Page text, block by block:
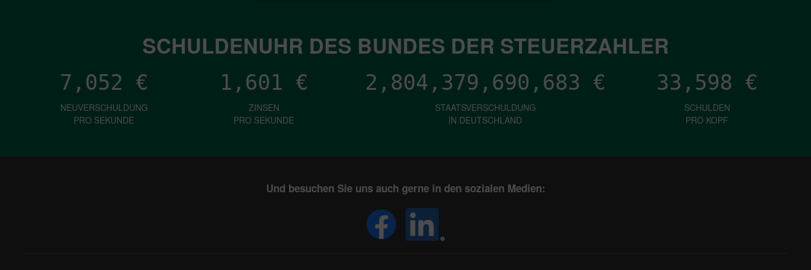
SCHULDENUHR DES BUNDES DER STEUERZAHLER
7,052 €
NEUVERSCHULDUNG
PRO SEKUNDE
1,601 €
ZINSEN
PRO SEKUNDE
2,804,379,693,194 €
STAATSVERSCHULDUNG
IN DEUTSCHLAND
33,598 €
SCHULDEN
PRO KOPF
Und besuchen Sie uns auch gerne in den sozialen Medien: